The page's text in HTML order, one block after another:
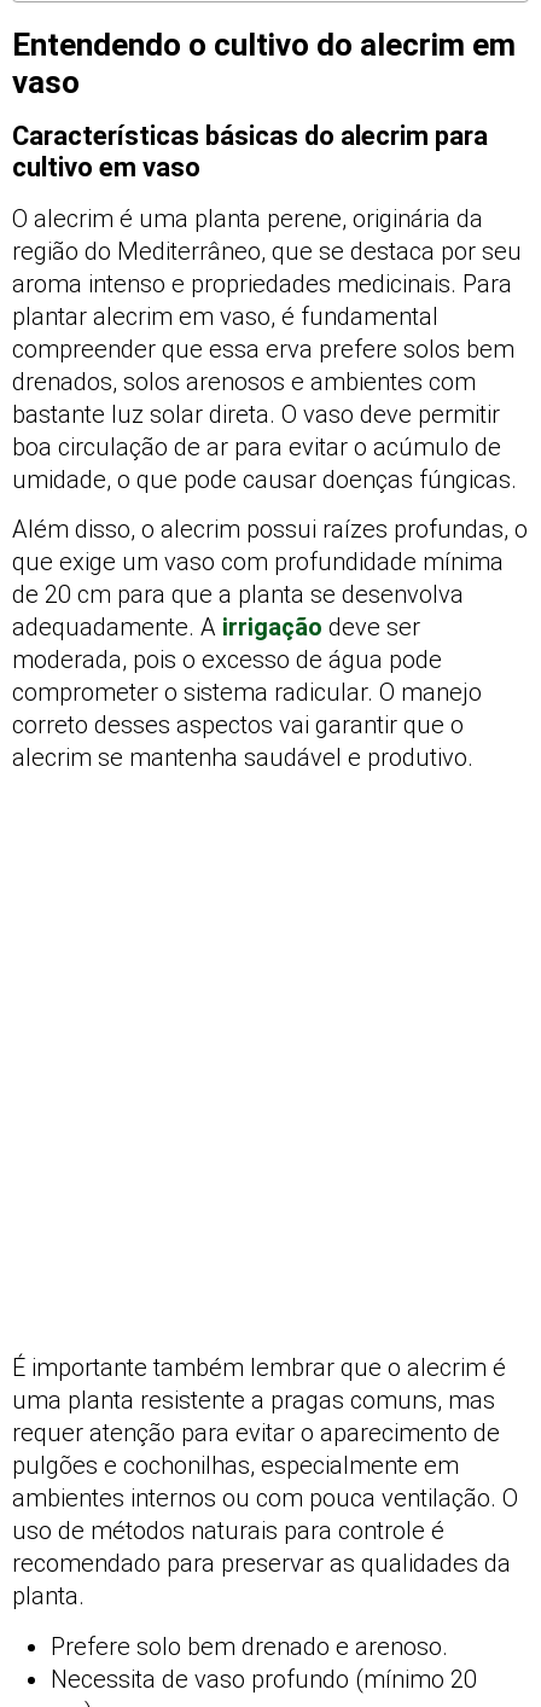
Entendendo o cultivo do alecrim em
vaso
Características básicas do alecrim para
cultivo em vaso
O alecrim é uma planta perene, originária da
região do Mediterrâneo, que se destaca por seu
aroma intenso e propriedades medicinais. Para
plantar alecrim em vaso, é fundamental
compreender que essa erva prefere solos bem
drenados, solos arenosos e ambientes com
bastante luz solar direta. O vaso deve permitir
boa circulação de ar para evitar o acúmulo de
umidade, o que pode causar doenças fúngicas.
Além disso, o alecrim possui raízes profundas, o
que exige um vaso com profundidade mínima
de 20 cm para que a planta se desenvolva
adequadamente. A irrigação deve ser
moderada, pois o excesso de água pode
comprometer o sistema radicular. O manejo
correto desses aspectos vai garantir que o
alecrim se mantenha saudável e produtivo.
É importante também lembrar que o alecrim é
uma planta resistente a pragas comuns, mas
requer atenção para evitar o aparecimento de
pulgões e cochonilhas, especialmente em
ambientes internos ou com pouca ventilação. O
uso de métodos naturais para controle é
recomendado para preservar as qualidades da
planta.
Prefere solo bem drenado e arenoso.
Necessita de vaso profundo (mínimo 20